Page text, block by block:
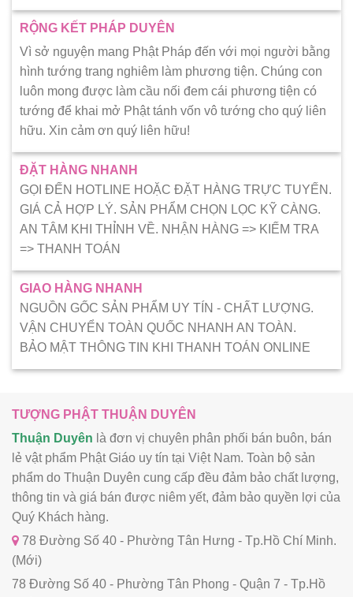
RỘNG KẾT PHÁP DUYÊN
Vì sở nguyện mang Phật Pháp đến với mọi người bằng
hình tướng trang nghiêm làm phương tiện. Chúng con
luôn mong được làm cầu nối đem cái phương tiện có
tướng để khai mở Phật tánh vốn vô tướng cho quý liên
hữu. Xin cảm ơn quý liên hữu!
ĐẶT HÀNG NHANH
GỌI ĐẾN HOTLINE HOẶC ĐẶT HÀNG TRỰC TUYẾN.
GIÁ CẢ HỢP LÝ. SẢN PHẨM CHỌN LỌC KỸ CÀNG.
AN TÂM KHI THỈNH VỀ. NHẬN HÀNG => KIẾM TRA
=> THANH TOÁN
GIAO HÀNG NHANH
NGUỒN GỐC SẢN PHẨM UY TÍN - CHẤT LƯỢNG.
VẬN CHUYỂN TOÀN QUỐC NHANH AN TOÀN.
BẢO MẬT THÔNG TIN KHI THANH TOÁN ONLINE
TƯỢNG PHẬT THUẬN DUYÊN
Thuận Duyên là đơn vị chuyên phân phối bán buôn, bán
lẻ vật phẩm Phật Giáo uy tín tại Việt Nam. Toàn bộ sản
phẩm do Thuận Duyên cung cấp đều đảm bảo chất lượng,
thông tin và giá bán được niêm yết, đảm bảo quyền lợi của
Quý Khách hàng.
78 Đường Số 40 - Phường Tân Hưng - Tp.Hồ Chí Minh.
(Mới)
78 Đường Số 40 - Phường Tân Phong - Quận 7 - Tp.Hồ